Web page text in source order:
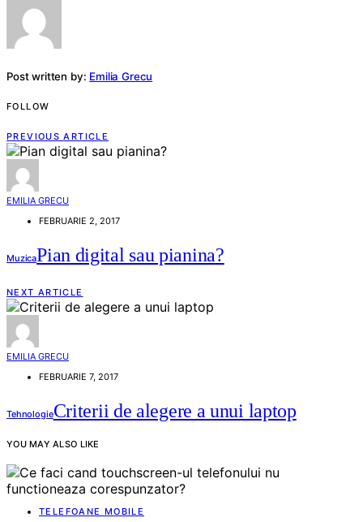
Post written by: Emilia Grecu
FOLLOW
PREVIOUS ARTICLE
EMILIA GRECU
FEBRUARIE 2, 2017
MuzicaPian digital sau pianina?
NEXT ARTICLE
EMILIA GRECU
FEBRUARIE 7, 2017
TehnologieCriterii de alegere a unui laptop
YOU MAY ALSO LIKE
TELEFOANE MOBILE